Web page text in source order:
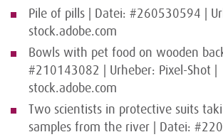
Pile of pills | Datei: #260530594 |
stock.adobe.com
Bowls with pet food on wooden
#210143082 | Urheber: Pixel-Shot |
stock.adobe.com
Two scientists in protective suits
samples from the river | Datei: